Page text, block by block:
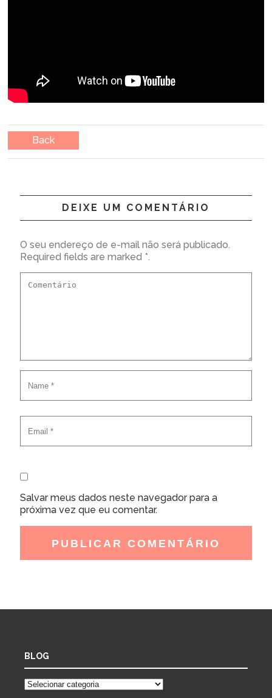
Back
DEIXE UM COMENTÁRIO
O seu endereço de e-mail não será publicado.
Required fields are marked *.
Salvar meus dados neste navegador para a
próxima vez que eu comentar.
BLOG